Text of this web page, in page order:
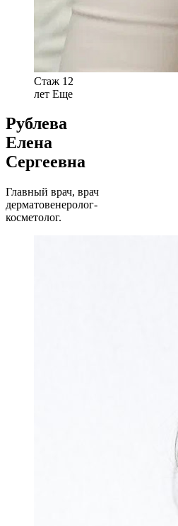
Стаж 12
лет Еще
Рублева
Елена
Сергеевна
Главный врач, врач
дерматовенеролог-
косметолог.